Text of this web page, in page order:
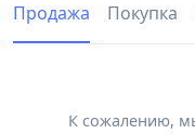
Продажа Покупка
К сожалению,